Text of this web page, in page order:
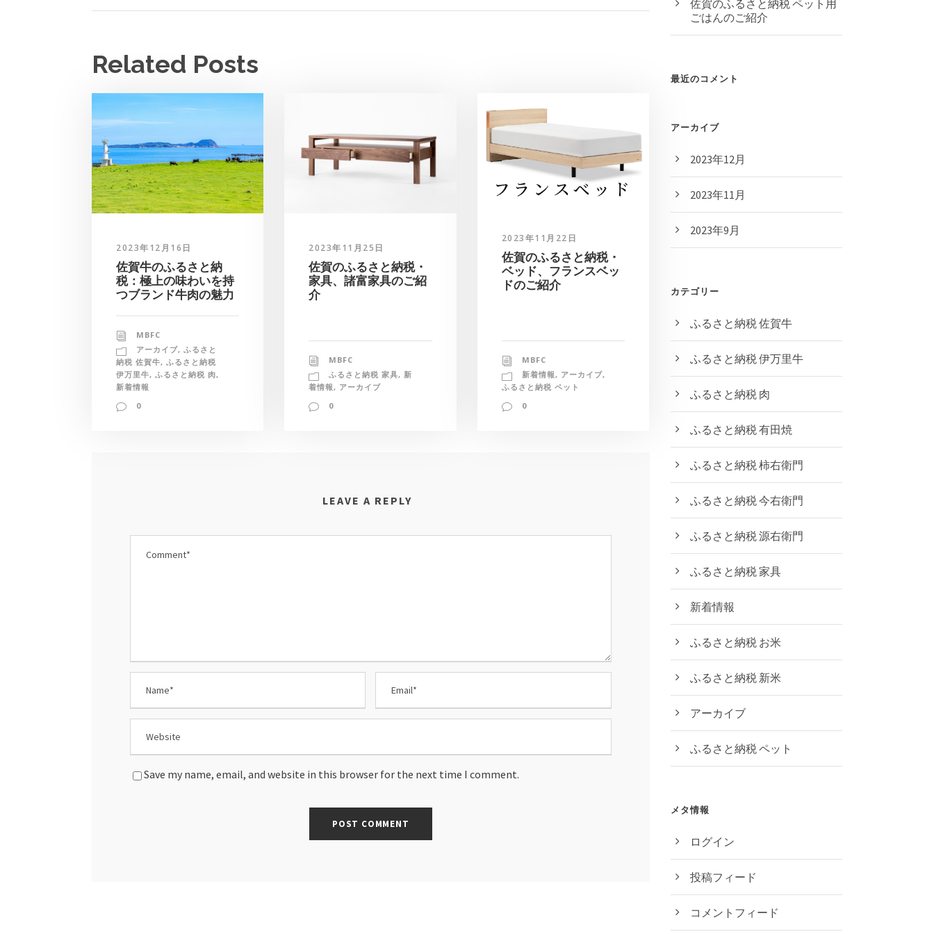
Related Posts
2023年12月16日
佐賀牛のふるさと納
税：極上の味わいを持
つブランド牛肉の魅力
MBFC
アーカイブ, ふるさと
納税 佐賀牛, ふるさと納税
伊万里牛, ふるさと納税 肉,
新着情報
0
2023年11月25日
佐賀のふるさと納税・
家具、諸富家具のご紹
介
MBFC
ふるさと納税 家具, 新
着情報, アーカイブ
0
2023年11月22日
佐賀のふるさと納税・
ベッド、フランスベッ
ドのご紹介
MBFC
新着情報, アーカイブ,
ふるさと納税 ペット
0
LEAVE A REPLY
Save my name, email, and website in this browser for the next time I comment.
佐賀のふるさと納税 ペット用
ごはんのご紹介
最近のコメント
アーカイブ
2023年12月
2023年11月
2023年9月
カテゴリー
ふるさと納税 佐賀牛
ふるさと納税 伊万里牛
ふるさと納税 肉
ふるさと納税 有田焼
ふるさと納税 柿右衛門
ふるさと納税 今右衛門
ふるさと納税 源右衛門
ふるさと納税 家具
新着情報
ふるさと納税 お米
ふるさと納税 新米
アーカイブ
ふるさと納税 ペット
メタ情報
ログイン
投稿フィード
コメントフィード